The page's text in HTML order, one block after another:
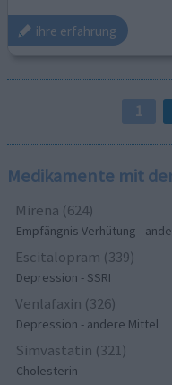
ihre erfahrung
1
Medikamente mit
Mirena (624)
Empfängnis Verhütung -
Escitalopram (339)
Depression - SSRI
Venlafaxin (326)
Depression - andere Mittel
Simvastatin (321)
Cholesterin